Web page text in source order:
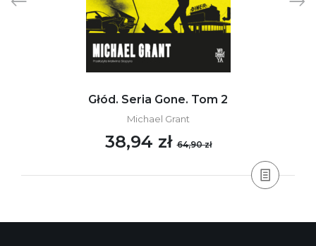
Głód. Seria Gone. Tom 2
Michael Grant
38,94 zł64,90 zł